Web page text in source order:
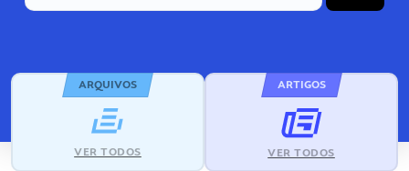
ARQUIVOS
VER TODOS
ARTIGOS
VER TODOS